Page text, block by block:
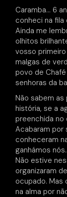
Caramba… 6
conheci na
Ainda me
olhitos
vosso
malgas de
povo de
senhoras da
Não sabem
história, se a
preenchida no
Acabaram por
conheceram
ganhámos
Não estive
organizaram
ocupado.
na alma por